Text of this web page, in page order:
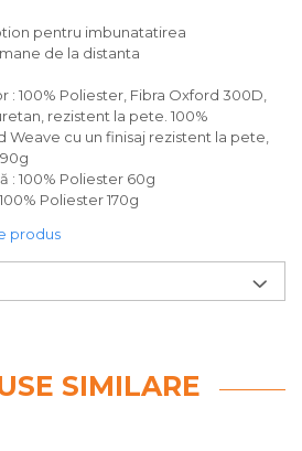
pentru imbunatatirea
de la distanta
: 100% Poliester, Fibra Oxford 300D,
rezistent la pete. 100%
cu un finisaj rezistent la pete,
: 100% Poliester 60g
Poliester 170g
produs
SIMILARE